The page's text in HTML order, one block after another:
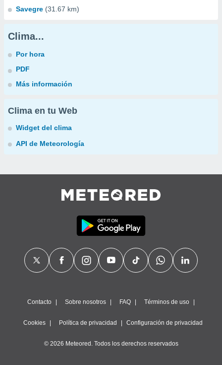
Savegre (31.67 km)
Clima...
Por hora
PDF
Más información
Clima en tu Web
Widget del clima
API de Meteorología
Contacto Sobre nosotros FAQ Términos de uso
Cookies Política de privacidad Configuración de privacidad
© 2026 Meteored. Todos los derechos reservados